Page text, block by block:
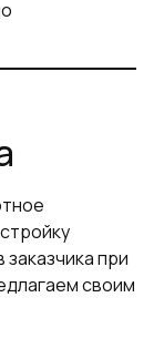
при
своим